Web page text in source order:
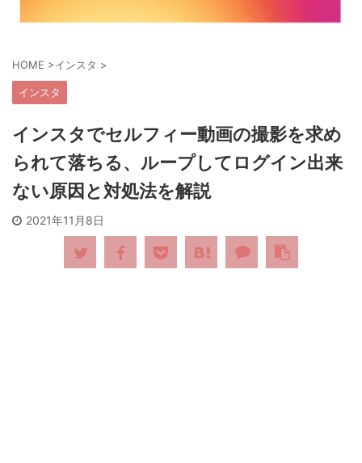
HOME >インスタ >
インスタ
インスタでセルフィー動画の撮影を求め
られて落ちる、ループしてログイン出来
ない原因と対処法を解説
2021年11月8日